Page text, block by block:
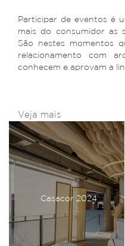
Participar de eventos é
mais do consumidor as
São nestes momentos
relacionamento com
conhecem e aprovam a
Veja mais
Casacor 2024